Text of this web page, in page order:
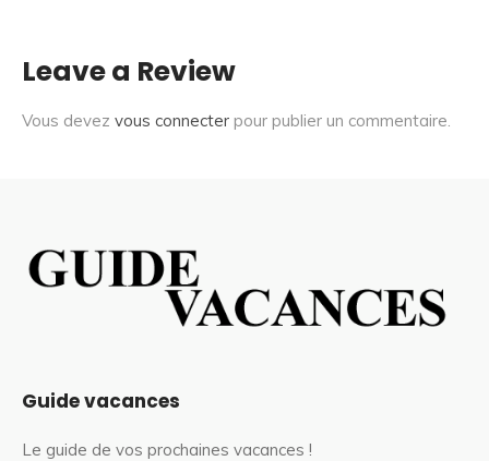
Leave a Review
Vous devez vous connecter pour publier un commentaire.
Guide vacances
Le guide de vos prochaines vacances !